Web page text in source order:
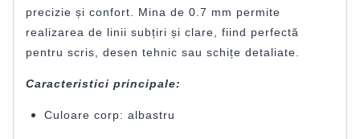
precizie și confort. Mina de 0.7 mm permite
realizarea de linii subțiri și clare, fiind perfectă
pentru scris, desen tehnic sau schițe detaliate.
Caracteristici principale:
Culoare corp: albastru